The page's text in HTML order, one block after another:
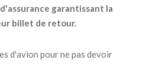
garantissant la
billet de retour.
d'avion pour ne pas devoir